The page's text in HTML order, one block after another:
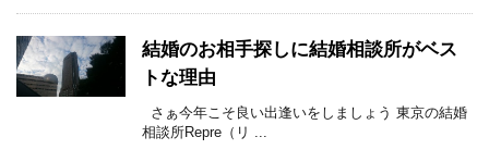
結婚のお相手探しに結婚相談所がベス
トな理由
さぁ今年こそ良い出逢いをしましょう 東京の結婚
相談所Repre（リ ...